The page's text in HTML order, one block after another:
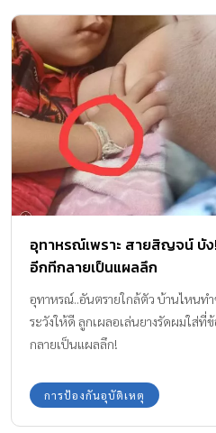
อุทาหรณ์เพราะ สายสิญจน์ บั
อีกทีกลายเป็นแผลลึก
อุทาหรณ์..อันตรายใกล้ตัว บ้านไหน
ระวังให้ดี ลูกเผลอเล่นยางรัดผมใส่
กลายเป็นแผลลึก!
การป้องกันอุบัติเหตุ